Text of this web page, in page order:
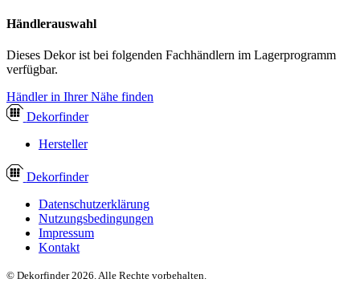
Händlerauswahl
Dieses Dekor ist bei folgenden Fachhändlern im Lagerprogramm
verfügbar.
Händler in Ihrer Nähe finden
Dekorfinder
Hersteller
Dekorfinder
Datenschutzerklärung
Nutzungsbedingungen
Impressum
Kontakt
© Dekorfinder 2026. Alle Rechte vorbehalten.